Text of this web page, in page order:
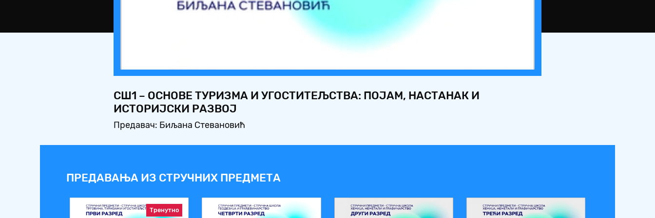
Video
СШ1 – ОСНОВЕ ТУРИЗМА И УГОСТИТЕЉСТВА: ПОЈАМ, НАСТАНАК И
ИСТОРИЈСКИ РАЗВОЈ
Предавач: Биљана Стевановић
ПРЕДАВАЊА ИЗ СТРУЧНИХ ПРЕДМЕТА
Тренутно